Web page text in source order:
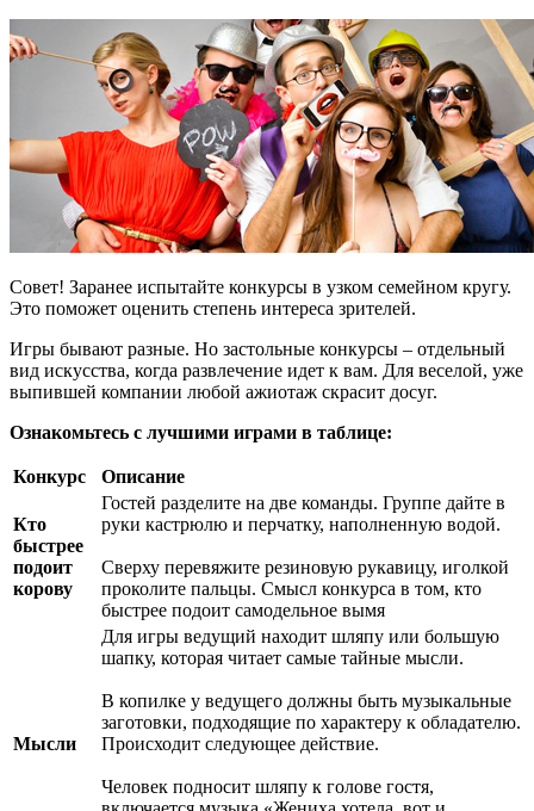
Совет! Заранее испытайте конкурсы в узком семейном кругу.
Это поможет оценить степень интереса зрителей.
Игры бывают разные. Но застольные конкурсы – отдельный
вид искусства, когда развлечение идет к вам. Для веселой, уже
выпившей компании любой ажиотаж скрасит досуг.
Ознакомьтесь с лучшими играми в таблице:
Конкурс Описание
Кто
быстрее
подоит
корову
Гостей разделите на две команды. Группе дайте в
руки кастрюлю и перчатку, наполненную водой.
Сверху перевяжите резиновую рукавицу, иголкой
проколите пальцы. Смысл конкурса в том, кто
быстрее подоит самодельное вымя
Мысли
Для игры ведущий находит шляпу или большую
шапку, которая читает самые тайные мысли.
В копилке у ведущего должны быть музыкальные
заготовки, подходящие по характеру к обладателю.
Происходит следующее действие.
Человек подносит шляпу к голове гостя,